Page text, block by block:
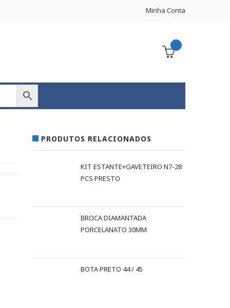
Minha Conta
PRODUTOS RELACIONADOS
KIT ESTANTE+GAVETEIRO N7-28
PCS PRESTO
BROCA DIAMANTADA
PORCELANATO 30MM
BOTA PRETO 44 / 45